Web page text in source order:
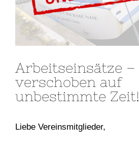
Arbeitseinsätze –
verschoben auf
unbestimmte Zeit!
Liebe Vereinsmitglieder,